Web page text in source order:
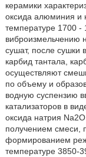
керамики
оксида алюминия и
температуре 1700 -
виброизмельчению
сушат, после сушки
карбид тантала,
осуществляют
по объему и
водную суспензию
катализаторов в
оксида натрия
получением смеси,
формированием
температуре 3850-